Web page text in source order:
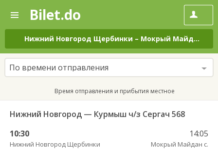
—
Поиск
и
покупка
билетов
на
автобус
онлайн
Bilet.do
Нижний Новгород Щербинки – Мокрый Майдан с.
По времени отправления
Время отправления и прибытия местное
Нижний Новгород — Курмыш ч/з Сергач 568
10:30
Нижний Новгород Щербинки
14:05
Мокрый Майдан с.